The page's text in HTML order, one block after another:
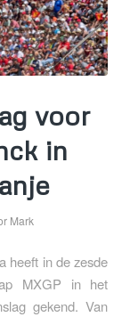
voor
in
Mark
heeft in de zesde
MXGP in het
gekend. Van